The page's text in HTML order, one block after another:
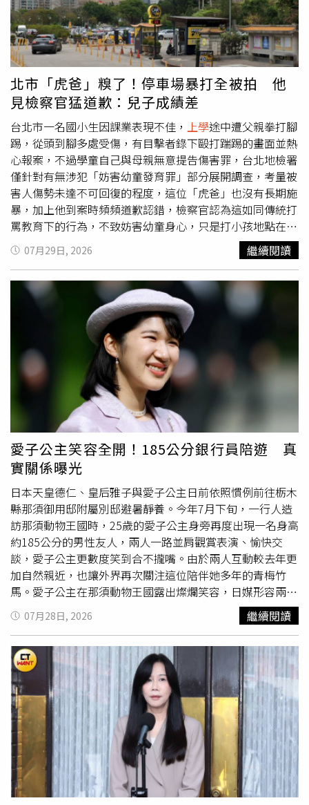
部位。少女因長期受到脅迫，承受莫大恐懼及壓力，於是拍
攝並傳送僅穿著內衣、內褲的照片給男學生，並遭對方存
取。少女後來選擇冷處理，男學生便開始傳訊恐嚇「恨不得
把你綁起來」、「還是我把你家人殺了，你就這輩子歸我一
個人的了」、「誰叫你不給我看你的身體部位？」少女擔心
自己和家人可能遭襲擊、報復，不僅變得不敢開口說話，也
漸漸開始抗拒上學，只能去接受心理諮商及醫療協助。少女
與母親提起民事求償，主張男學生已嚴重侵害他人性自主
權、人格權，也由於母親長期陪同女兒面對精神傷害及漫長
影響，侵害親子身分法，因此要求男學生及其法定代理人連
帶損害賠償。案經台中地院審理時，男學生與其法定代理人
均未到庭，也未提出任何書狀爭執或否認原告的主張，法官
依少年案件裁定及相關證據、就醫紀錄等資料，認定少女主
張為真實，因此依法判定男學生及其法定代理人應賠償少女
45萬元、母親15萬元，並自115年12月30日起加計年息
5%。全案仍可上訴。《CTWANT》關心您：若自身或旁人
遭受身體精神虐待、性騷擾、性侵害，請打110報案再打
113找社工。
北市「虎爸」糗了！停車場暴打全被拍 他
見檢察官猛道歉：兒子成績差
台北市一名國小生因課業表現不佳， 上學途中遭父親拳打腳
踢，從頭到腳多處受傷，有目擊者錄下毆打踹踢的畫面並熱
心報案，不過學童自己與母親無意提告傷害罪，台北地檢署
僅針對有無涉犯「妨害幼童發育罪」部分展開調查，考量被
害人傷勢未達不可回復的程度，這位「虎爸」也沒有長期施
暴，加上他到案時頻頻道歉認錯，檢察官認為這如同傳統打
罵教育下的行為，不致妨害幼童身心，只是打小孩地點在公
開場所才會被告，最終處分不起訴。本案發生在今年4月14
日週二上午7點多，民眾在台北市仁愛路四段某停車場拍下
一位爸爸徒手毆打再猛踢兒子，向信義分局報警。檢警介入
偵辦，該名國小生有頭痛、背痛、兩腳的膝蓋擦傷等傷勢，
動手的父親涉嫌故意傷害罪，不過太太和兒子都沒有提出告
訴。依據《兒童及少年福利與權益保障法》規定，「對於兒
童及少年犯罪者，主管機關得獨立告訴」，如果地方政府認
為施暴者對未成年人有傷害、妨害幼童發育的行為，不須得
到父母同意就可提告。其實北檢有顧慮學童母親不追究，是
不是出於迴護父親的想法，偵辦過程中曾經請台北市政府表
示意見，但北市府也回覆不須提告。「虎爸」接受地檢署偵
訊，坦承因為兒子成績不好才打他，也一直表達歉意，承辦
檢察官認定雖有攻擊的事實，但不足以妨害學童身心健全或
發育，被告的犯罪嫌疑不足，給予不起訴處分。
07月29日, 2026 繼續閱讀
愛子公主笑容全開！185公分銀行員陪遊 真
實關係曝光
日本天皇德仁、皇后雅子與愛子公主日前依照慣例前往栃木
縣那須御用邸附屬別邸避暑靜養。今年7月下旬，一行人造
訪那須動物王國時，25歲的愛子公主身旁再度出現一名身高
約185公分的男性友人，兩人一路並肩觀賞表演、愉快交
談，愛子公主更數度笑到合不攏嘴。由於兩人互動較去年更
加自然親近，也讓外界再次關注這位陪伴她多年的青梅竹
馬。愛子公主在那須動物王國露出燦爛笑容，日媒形容兩人
互動比去年更加親近，也引發外界熱議。（圖／翻攝自X，
@jisinjp）根據日本《女性自身》及台灣媒體報導，天皇一
家自7月15日起前往那須靜養，抵達首日還身穿沖繩傳統
「Kariyushi」服飾，在御用邸園區散步並向媒體致意。愛子
公主當時表示，很高興今年能再次與家人一起來到那須度
假。《女性自身》引述皇室記者說法指出，近幾個月日本政
壇持續圍繞《皇室典範》修法展開討論，女性皇族與皇位繼
承議題再度成為焦點，也讓皇室承受不小壓力。尤其自民黨
資深議員中曾根弘文6月底公開表示，愛子公主繼承皇位
「不可能」，甚至稱若她成為天皇，「也不會有人和她結
婚」，相關發言引發日本社會強烈反彈，許多民眾認為已逾
越應有分際，中曾根事後也出面說明。另一方面，愛子公主
07月28日, 2026 繼續閱讀